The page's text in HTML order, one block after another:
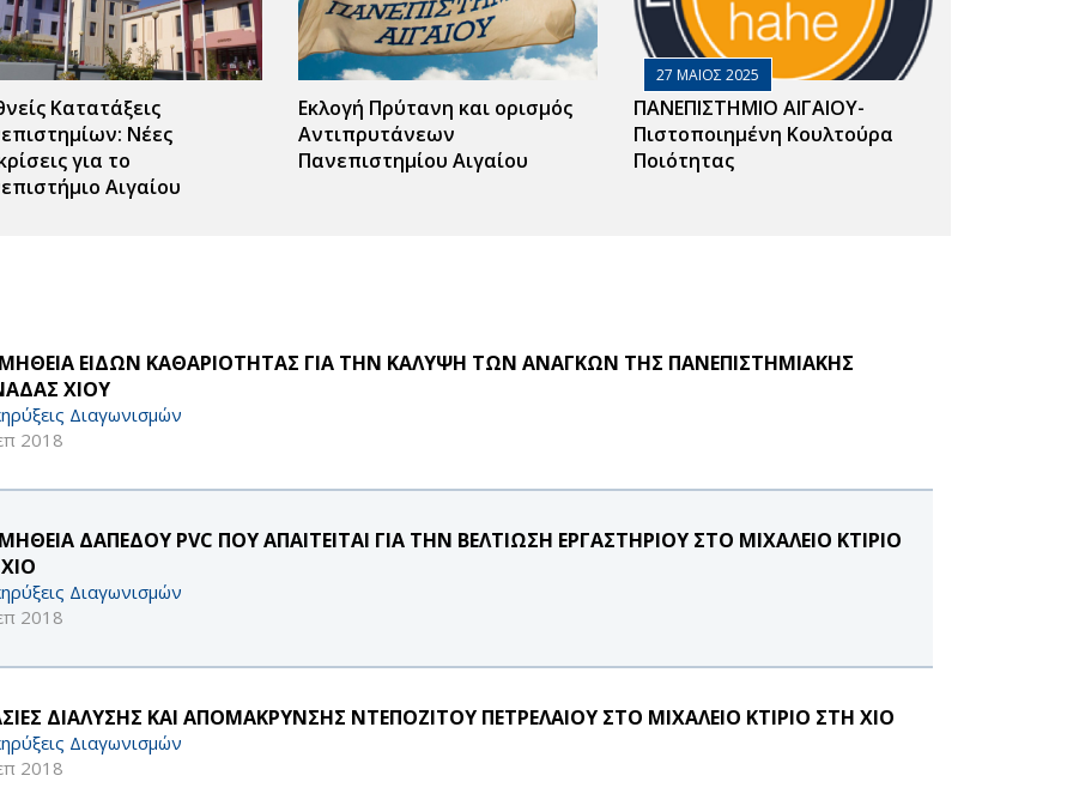
Κατατάξεις
Νέες
για το
Αιγαίου
Εκλογή Πρύτανη και ορισμός
Αντιπρυτάνεων
Πανεπιστημίου Αιγαίου
27 ΜΑΙΟΣ 2025
ΠΑΝΕΠΙΣΤΗΜΙΟ ΑΙΓΑΙΟΥ-
Πιστοποιημένη Κουλτούρα
Ποιότητας
ΕΙΔΩΝ ΚΑΘΑΡΙΟΤΗΤΑΣ ΓΙΑ ΤΗΝ ΚΑΛΥΨΗ ΤΩΝ ΑΝΑΓΚΩΝ ΤΗΣ ΠΑΝΕΠΙΣΤΗΜΙΑΚΗΣ
ΧΙΟΥ
Διαγωνισμών
2018
ΔΑΠΕΔΟΥ PVC ΠΟΥ ΑΠΑΙΤΕΙΤΑΙ ΓΙΑ ΤΗΝ ΒΕΛΤΙΩΣΗ ΕΡΓΑΣΤΗΡΙΟΥ ΣΤΟ ΜΙΧΑΛΕΙΟ ΚΤΙΡΙΟ
Διαγωνισμών
2018
ΔΙΑΛΥΣΗΣ ΚΑΙ ΑΠΟΜΑΚΡΥΝΣΗΣ ΝΤΕΠΟΖΙΤΟΥ ΠΕΤΡΕΛΑΙΟΥ ΣΤΟ ΜΙΧΑΛΕΙΟ ΚΤΙΡΙΟ ΣΤΗ ΧΙΟ
Διαγωνισμών
2018